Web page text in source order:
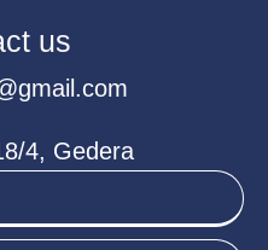
us
4, Gedera